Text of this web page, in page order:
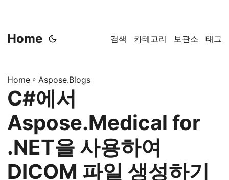
Home 검색 카테고리 보관소 태그
Home » Aspose.Blogs
C#에서
Aspose.Medical for
.NET을 사용하여
DICOM 파일 생성하기